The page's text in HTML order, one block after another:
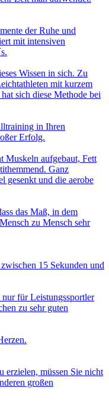
der Ruhe und
mit intensiven
Wissen in sich. Zu
mit kurzem
sich diese Methode bei
in Ihren
Erfolg.
Muskeln aufgebaut, Fett
Ganz
gesenkt und die aerobe
das Maß, in dem
zu Mensch sehr
15 Sekunden und
für Leistungssportler
zu sehr guten
erzielen, müssen Sie nicht
großen